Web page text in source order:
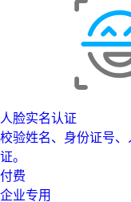
人脸实名认证
校验姓名、身份证号
证。
付费
企业专用